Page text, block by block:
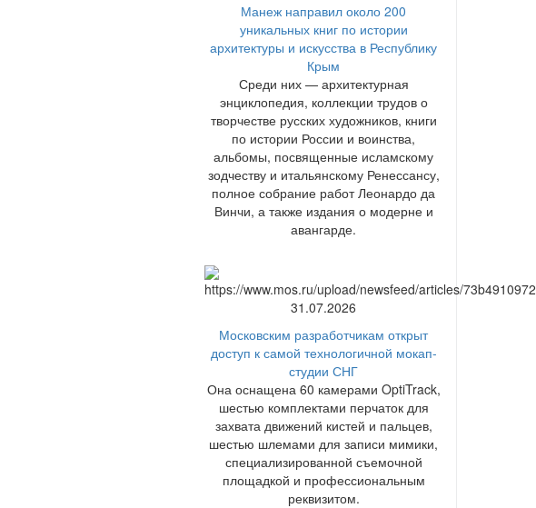
Манеж направил около 200
уникальных книг по истории
архитектуры и искусства в Республику
Крым
Среди них — архитектурная
энциклопедия, коллекции трудов о
творчестве русских художников, книги
по истории России и воинства,
альбомы, посвященные исламскому
зодчеству и итальянскому Ренессансу,
полное собрание работ Леонардо да
Винчи, а также издания о модерне и
авангарде.
31.07.2026
Московским разработчикам открыт
доступ к самой технологичной мокап-
студии СНГ
Она оснащена 60 камерами OptiTrack,
шестью комплектами перчаток для
захвата движений кистей и пальцев,
шестью шлемами для записи мимики,
специализированной съемочной
площадкой и профессиональным
реквизитом.